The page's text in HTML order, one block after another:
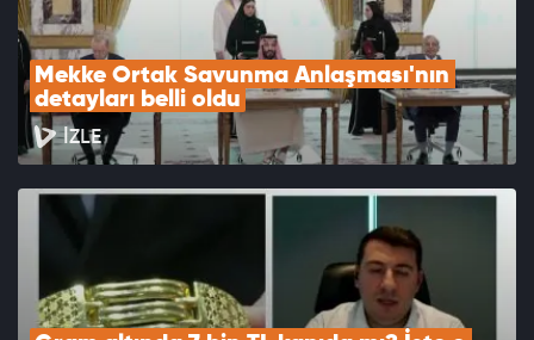
Mekke Ortak Savunma Anlaşması'nın
detayları belli oldu
İZLE